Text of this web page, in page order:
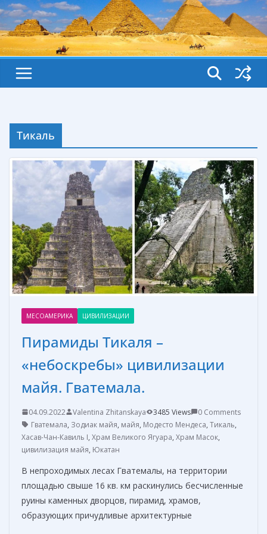
Тикаль
МЕСОАМЕРИКА ЦИВИЛИЗАЦИИ
Пирамиды Тикаля –
«небоскребы» цивилизации
майя. Гватемала.
04.09.2022 Valentina Zhitanskaya 3485 Views
0 Comments
Гватемала, Зодиак майя, майя, Модесто Мендеса, Тикаль,
Хасав-Чан-Кавиль I, Храм Великого Ягуара, Храм Масок,
цивилизация майя, Юкатан
В непроходимых лесах Гватемалы, на территории
площадью свыше 16 кв. км раскинулись бесчисленные
руины каменных дворцов, пирамид, храмов,
образующих причудливые архитектурные